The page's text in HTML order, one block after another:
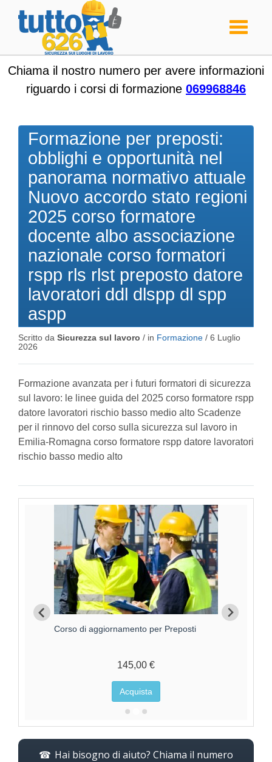
Toggle
Chiama il nostro numero per avere informazioni
riguardo i corsi di formazione 069968846
Formazione per preposti:
obblighi e opportunità nel
panorama normativo attuale
Nuovo accordo stato regioni
2025 corso formatore
docente albo associazione
nazionale corso formatori
rspp rls rlst preposto datore
lavoratori ddl dlspp dl spp
aspp
Scritto da Sicurezza sul lavoro / in Formazione / 6 Luglio
2026
Formazione avanzata per i futuri formatori di sicurezza
sul lavoro: le linee guida del 2025 corso formatore rspp
datore lavoratori rischio basso medio alto Scadenze
per il rinnovo del corso sulla sicurezza sul lavoro in
Emilia-Romagna corso formatore rspp datore lavoratori
rischio basso medio alto
Corso di aggiornamento per Preposti
145,00 €
Acquista
Hai bisogno di aiuto? Chiama il numero